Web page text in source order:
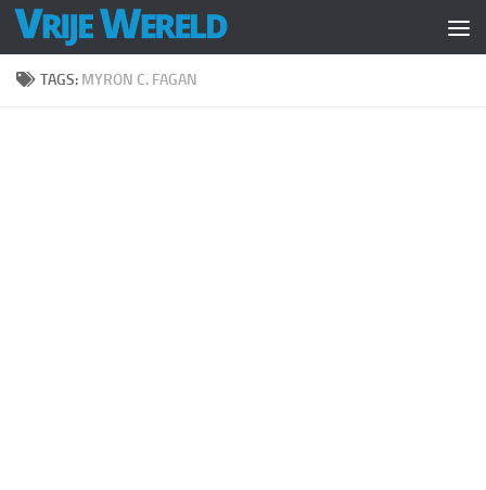
Doorgaan naar inhoud
TAGS: MYRON C. FAGAN